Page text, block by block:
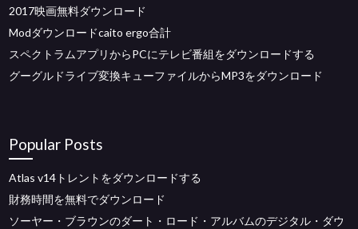
2017映画無料ダウンロード
Modダウンロードcaito ergo合計
スペクトラムアプリからPCにテレビ番組をダウンロードする
グーグルドライブ変換キューファイルからMP3をダウンロード
Popular Posts
Atlas v14トレントをダウンロードする
財務時間を無料でダウンロード
ソーヤー・ブラウンのダート・ロード・アルバムのデジタル・ダウ